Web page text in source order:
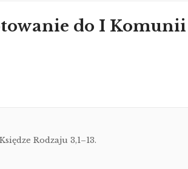
do I
Rodzaju 3,1–13.